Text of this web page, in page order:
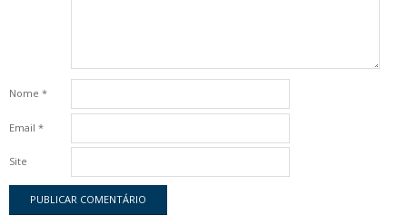
Nome *
Email *
Site